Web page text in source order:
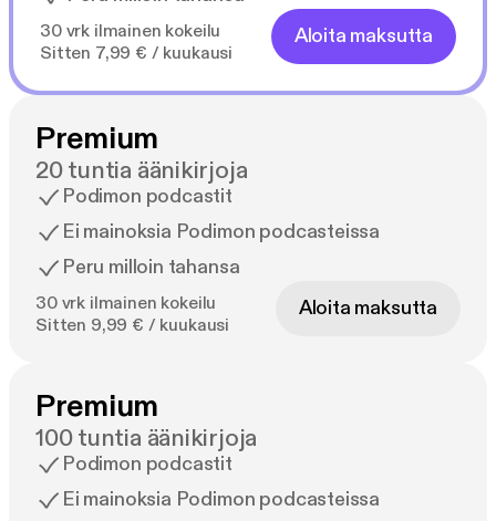
30 vrk ilmainen kokeilu
Sitten 7,99 € / kuukausi
Aloita maksutta
Premium
20 tuntia äänikirjoja
Podimon podcastit
Ei mainoksia Podimon podcasteissa
Peru milloin tahansa
30 vrk ilmainen kokeilu
Sitten 9,99 € / kuukausi
Aloita maksutta
Premium
100 tuntia äänikirjoja
Podimon podcastit
Ei mainoksia Podimon podcasteissa